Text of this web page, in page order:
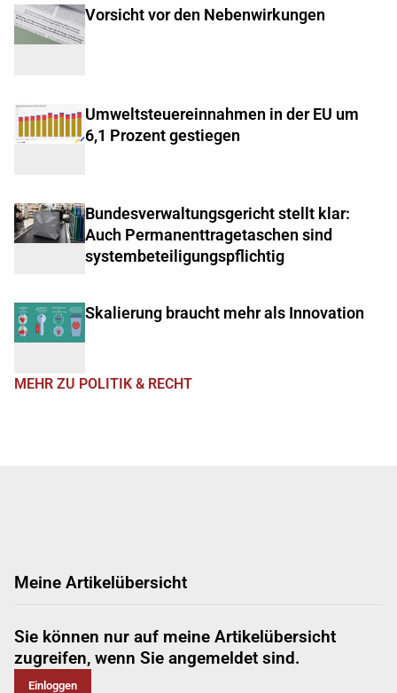
Vorsicht vor den Nebenwirkungen
Umweltsteuereinnahmen in der EU um
6,1 Prozent gestiegen
Bundesverwaltungsgericht stellt klar:
Auch Permanenttragetaschen sind
systembeteiligungspflichtig
Skalierung braucht mehr als Innovation
MEHR ZU POLITIK & RECHT
Meine Artikelübersicht
Sie können nur auf meine Artikelübersicht
zugreifen, wenn Sie angemeldet sind.
Einloggen